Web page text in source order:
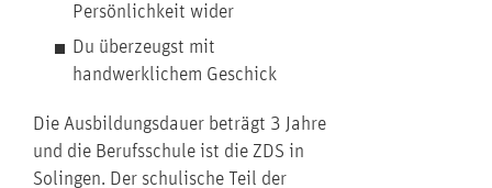
Persönlichkeit wider
Du überzeugst mit
handwerklichem Geschick
Die Ausbildungsdauer beträgt 3 Jahre
und die Berufsschule ist die ZDS in
Solingen. Der schulische Teil der